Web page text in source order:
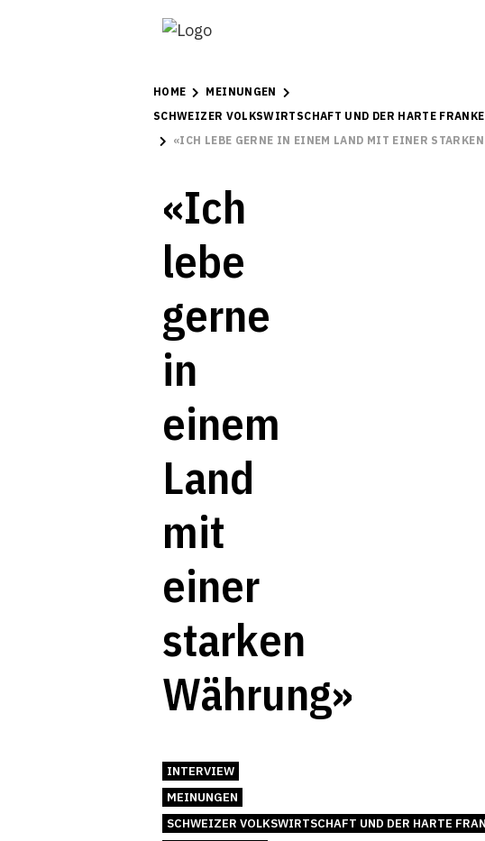
HOME
MEINUNGEN
SCHWEIZER VOLKSWIRTSCHAFT UND DER HARTE
«ICH LEBE GERNE IN EINEM LAND MIT EINER
«Ich
lebe
gerne
in
einem
Land
mit
einer
starken
Währung»
INTERVIEW
MEINUNGEN
SCHWEIZER VOLKSWIRTSCHAFT UND DER HARTE